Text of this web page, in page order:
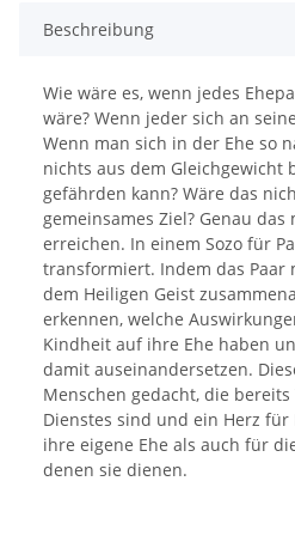
Beschreibung
Wie wäre es, wenn jedes
wäre? Wenn jeder sich an
Wenn man sich in der Ehe so
nichts aus dem
gefährden kann? Wäre das
gemeinsames Ziel? Genau das
erreichen. In einem Sozo für
transformiert. Indem das Paar
dem Heiligen Geist
erkennen, welche
Kindheit auf ihre Ehe haben
damit auseinandersetzen.
Menschen gedacht, die bereits
Dienstes sind und ein Herz
ihre eigene Ehe als auch für
denen sie dienen.